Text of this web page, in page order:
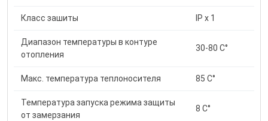
Класс зашиты IP х 1
Диапазон температуры в контуре
отопления
30-80 С°
Макс. температура теплоносителя 85 С°
Температура запуска режима защиты
от замерзания
8 С°